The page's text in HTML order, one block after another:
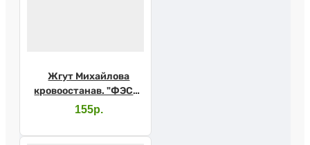
Жгут Михайлова
кровоостанав. "ФЭСТ"
однораз №4
155р.